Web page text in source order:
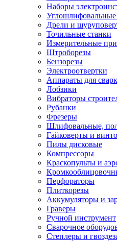
Наборы
Дрели и
Точильные станки
Измерительные
Штроборезы
Бензорезы
Электроотвертки
Аппараты для
Лобзики
Вибраторы
Рубанки
Фрезеры
Шлифовальные,
Гайковерты и
Пилы дисковые
Компрессоры
Краскопульты и
Перфораторы
Плиткорезы
Аккумуляторы и
Граверы
Ручной инструмент
Сварочное
Степлеры и